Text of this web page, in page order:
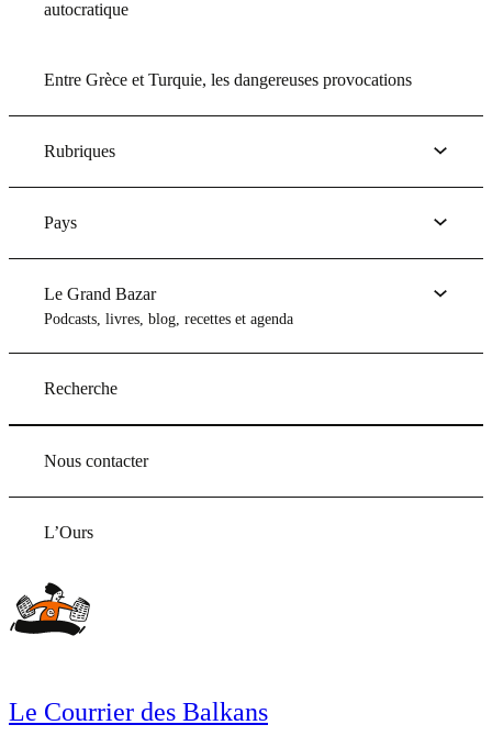
autocratique
Entre Grèce et Turquie, les dangereuses provocations
Rubriques
Pays
Le Grand Bazar
Podcasts, livres, blog, recettes et agenda
Recherche
Nous contacter
L’Ours
Le Courrier des Balkans